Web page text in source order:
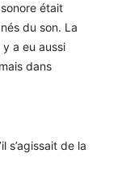
était
du son. La
a eu aussi
dans
s’agissait de la